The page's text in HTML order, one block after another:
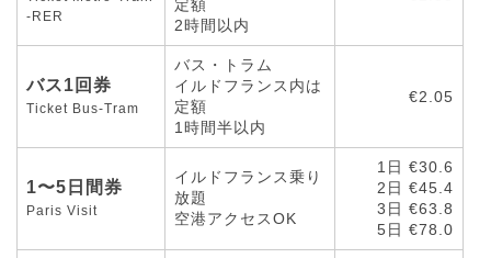
-RER
定額
2時間以内
バス1回券
Ticket Bus-Tram
バス・トラム
イルドフランス内は
定額
1時間半以内
€2.05
1〜5日間券
Paris Visit
イルドフランス乗り
放題
空港アクセスOK
1日 €30.6
2日 €45.4
3日 €63.8
5日 €78.0